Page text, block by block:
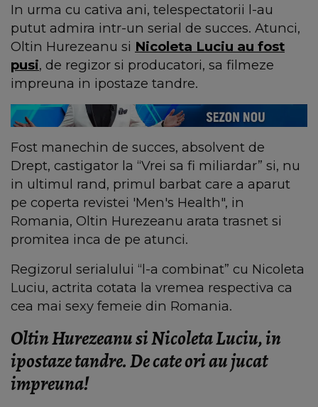
In urma cu cativa ani, telespectatorii l-au
putut admira intr-un serial de succes. Atunci,
Oltin Hurezeanu si Nicoleta Luciu au fost
pusi, de regizor si producatori, sa filmeze
impreuna in ipostaze tandre.
Fost manechin de succes, absolvent de
Drept, castigator la “Vrei sa fi miliardar” si, nu
in ultimul rand, primul barbat care a aparut
pe coperta revistei 'Men's Health", in
Romania, Oltin Hurezeanu arata trasnet si
promitea inca de pe atunci.
Regizorul serialului “l-a combinat” cu Nicoleta
Luciu, actrita cotata la vremea respectiva ca
cea mai sexy femeie din Romania.
Oltin Hurezeanu si Nicoleta Luciu, in
ipostaze tandre. De cate ori au jucat
impreuna!